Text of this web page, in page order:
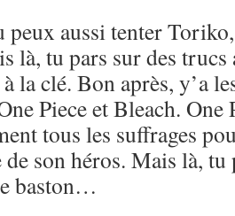
peux aussi tenter
là, tu pars sur des trucs
la clé. Bon après, y’a
Piece et Bleach. One
tous les suffrages
son héros. Mais là,
baston…